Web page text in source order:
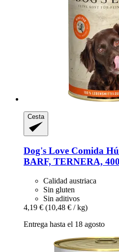
Cesta
Dog's Love Comida
BARF, TERNERA,
Calidad austriaca
Sin gluten
Sin aditivos
4,19 € (10,48 € / kg)
Entrega hasta el 18 agosto